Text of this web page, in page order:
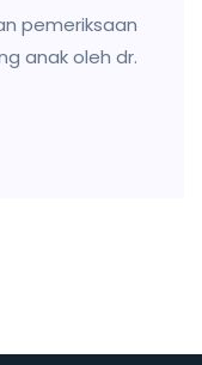
pemeriksaan
anak oleh dr.